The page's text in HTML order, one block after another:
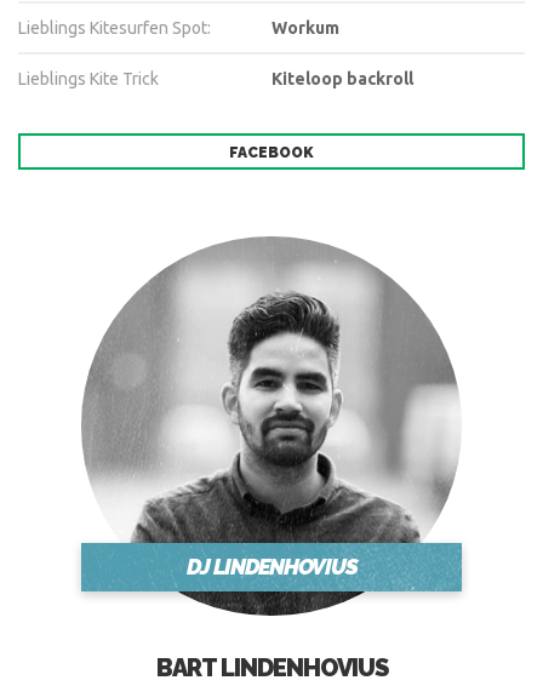
Lieblings Kitesurfen Spot: Workum
Lieblings Kite Trick Kiteloop backroll
FACEBOOK
DJ LINDENHOVIUS
BART LINDENHOVIUS